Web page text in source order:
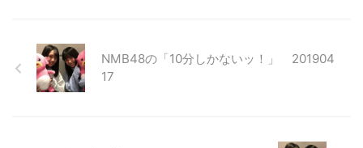
NMB48の「10分しかないッ！」 201904
17